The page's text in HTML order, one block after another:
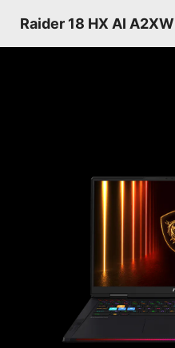
Raider 18 HX AI A2XW